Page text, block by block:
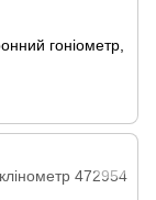
гоніометр,